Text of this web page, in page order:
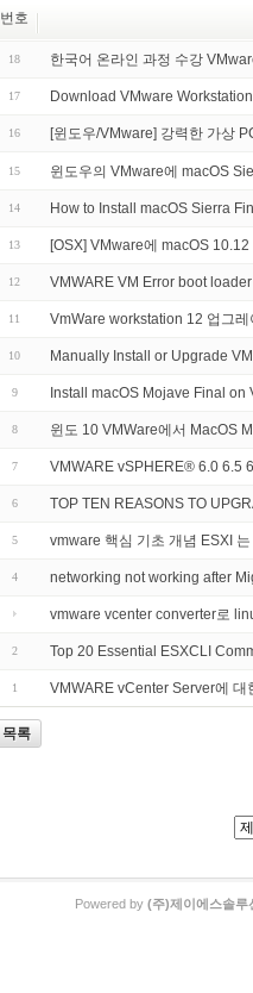
번호
18 한국어 온라인 과정 수강
17 Download VMware
16 [윈도우/VMware] 강력한 가상
15 윈도우의 VMware에 macOS
14 How to Install macOS Sierra
13 [OSX] VMware에 macOS
12 VMWARE VM Error boot
11 VmWare workstation 12 업그
10 Manually Install or Upgrade
9 Install macOS Mojave Final
8 윈도 10 VMWare에서 MacOS
7 VMWARE vSPHERE® 6.0 6.5
6 TOP TEN REASONS TO
5 vmware 핵심 기초 개념 ESXI
4 networking not working after
vmware vcenter converter로
2 Top 20 Essential ESXCLI
1 VMWARE vCenter Server에 대
목록
Powered by (주)제이에스솔루